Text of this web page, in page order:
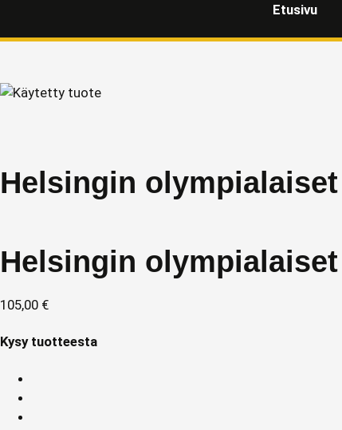
Etusivu
Helsingin
Helsingin
105,00 €
Kysy tuotteesta